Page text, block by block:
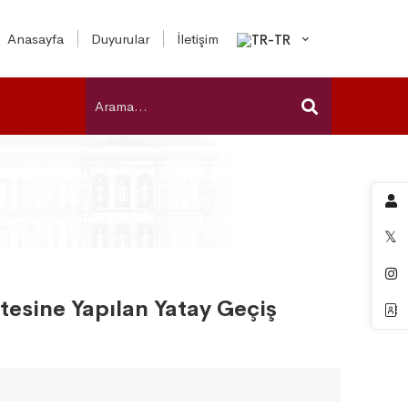
Anasayfa Duyurular İletişim
Yapılan Yatay Geçiş